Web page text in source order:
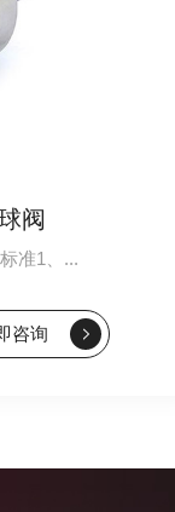
阀
准1、...
咨询